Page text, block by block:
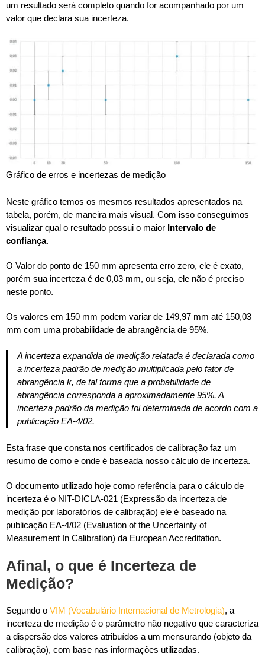
um resultado será completo quando for acompanhado por um
valor que declara sua incerteza.
Gráfico de erros e incertezas de medição
Neste gráfico temos os mesmos resultados apresentados na
tabela, porém, de maneira mais visual. Com isso conseguimos
visualizar qual o resultado possui o maior Intervalo de
confiança.
O Valor do ponto de 150 mm apresenta erro zero, ele é exato,
porém sua incerteza é de 0,03 mm, ou seja, ele não é preciso
neste ponto.
Os valores em 150 mm podem variar de 149,97 mm até 150,03
mm com uma probabilidade de abrangência de 95%.
A incerteza expandida de medição relatada é declarada como
a incerteza padrão de medição multiplicada pelo fator de
abrangência k, de tal forma que a probabilidade de
abrangência corresponda a aproximadamente 95%. A
incerteza padrão da medição foi determinada de acordo com a
publicação EA-4/02.
Esta frase que consta nos certificados de calibração faz um
resumo de como e onde é baseada nosso cálculo de incerteza.
O documento utilizado hoje como referência para o cálculo de
incerteza é o NIT-DICLA-021 (Expressão da incerteza de
medição por laboratórios de calibração) ele é baseado na
publicação EA-4/02 (Evaluation of the Uncertainty of
Measurement In Calibration) da European Accreditation.
Afinal, o que é Incerteza de
Medição?
Segundo o VIM (Vocabulário Internacional de Metrologia), a
incerteza de medição é o parâmetro não negativo que caracteriza
a dispersão dos valores atribuídos a um mensurando (objeto da
calibração), com base nas informações utilizadas.